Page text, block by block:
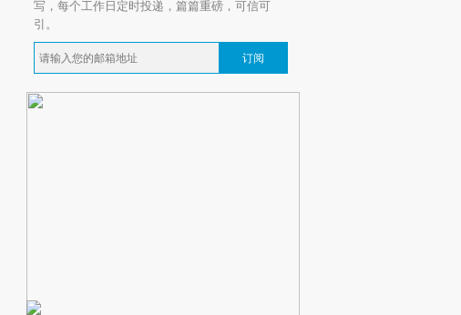
写，每个工作日定时投递，篇篇重磅，可信可
引。
订阅